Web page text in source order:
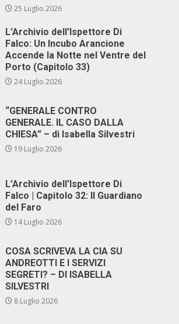
25 Luglio 2026
L’Archivio dell’Ispettore Di
Falco: Un Incubo Arancione
Accende la Notte nel Ventre del
Porto (Capitolo 33)
24 Luglio 2026
“GENERALE CONTRO
GENERALE. IL CASO DALLA
CHIESA” – di Isabella Silvestri
19 Luglio 2026
L’Archivio dell’Ispettore Di
Falco | Capitolo 32: Il Guardiano
del Faro
14 Luglio 2026
COSA SCRIVEVA LA CIA SU
ANDREOTTI E I SERVIZI
SEGRETI? – DI ISABELLA
SILVESTRI
8 Luglio 2026